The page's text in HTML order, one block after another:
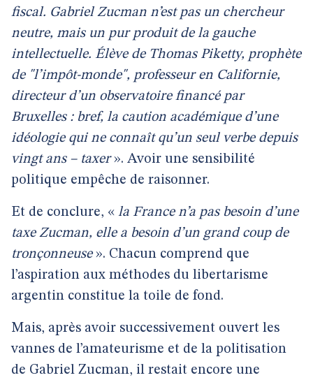
fiscal. Gabriel Zucman n’est pas un chercheur
neutre, mais un pur produit de la gauche
intellectuelle. Élève de Thomas Piketty, prophète
de "l’impôt-monde", professeur en Californie,
directeur d’un observatoire financé par
Bruxelles : bref, la caution académique d’une
idéologie qui ne connaît qu’un seul verbe depuis
vingt ans – taxer». Avoir une sensibilité
politique empêche de raisonner.
Et de conclure, « la France n’a pas besoin d’une
taxe Zucman, elle a besoin d’un grand coup de
tronçonneuse». Chacun comprend que
l’aspiration aux méthodes du libertarisme
argentin constitue la toile de fond.
Mais, après avoir successivement ouvert les
vannes de l’amateurisme et de la politisation
de Gabriel Zucman, il restait encore une